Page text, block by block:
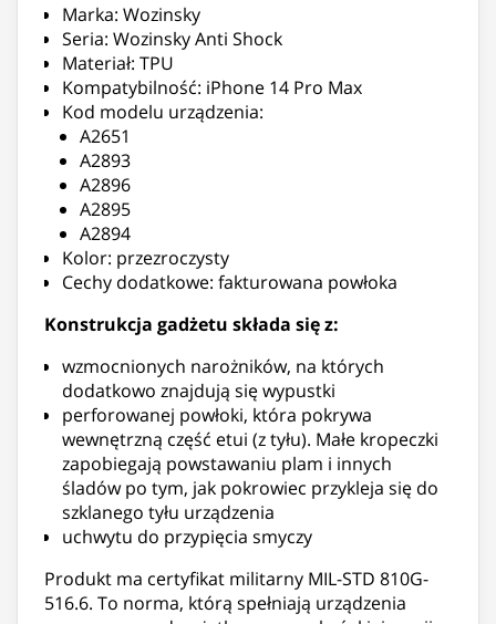
Marka: Wozinsky
Seria: Wozinsky Anti Shock
Materiał: TPU
Kompatybilność: iPhone 14 Pro Max
Kod modelu urządzenia:
A2651
A2893
A2896
A2895
A2894
Kolor: przezroczysty
Cechy dodatkowe: fakturowana powłoka
Konstrukcja gadżetu składa się z:
wzmocnionych narożników, na których
dodatkowo znajdują się wypustki
perforowanej powłoki, która pokrywa
wewnętrzną część etui (z tyłu). Małe kropeczki
zapobiegają powstawaniu plam i innych
śladów po tym, jak pokrowiec przykleja się do
szklanego tyłu urządzenia
uchwytu do przypięcia smyczy
Produkt ma certyfikat militarny MIL-STD 810G-
516.6. To norma, którą spełniają urządzenia